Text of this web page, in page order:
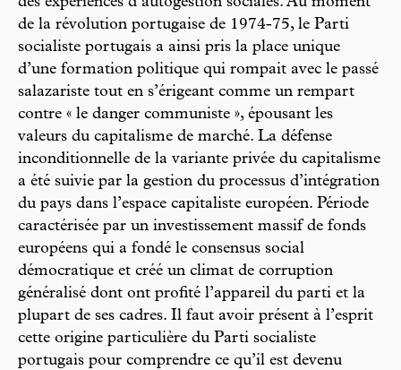
de la révolution portugaise de 1974-75, le Parti
socialiste portugais a ainsi pris la place unique
d’une formation politique qui rompait avec le passé
salazariste tout en s’érigeant comme un rempart
contre « le danger communiste », épousant les
valeurs du capitalisme de marché. La défense
inconditionnelle de la variante privée du capitalisme
a été suivie par la gestion du processus d’intégration
du pays dans l’espace capitaliste européen. Période
caractérisée par un investissement massif de fonds
européens qui a fondé le consensus social
démocratique et créé un climat de corruption
généralisé dont ont profité l’appareil du parti et la
plupart de ses cadres. Il faut avoir présent à l’esprit
cette origine particulière du Parti socialiste
portugais pour comprendre ce qu’il est devenu